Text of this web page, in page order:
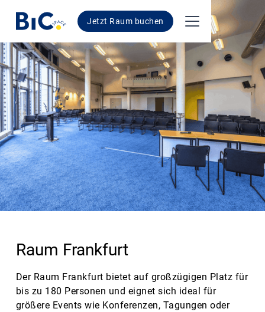
Jetzt Raum buchen
Raum Frankfurt
Der Raum Frankfurt bietet auf großzügigen Platz für
bis zu 180 Personen und eignet sich ideal für
größere Events wie Konferenzen, Tagungen oder